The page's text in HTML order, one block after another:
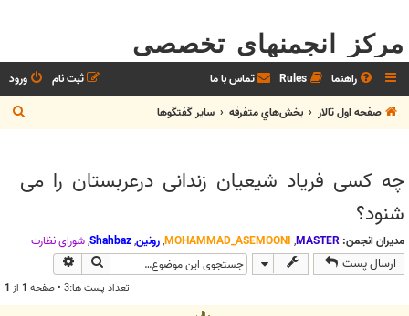
مرکز انجمنهای تخصصی
راهنما Rules تماس با ما ورود
ثبت نام
صفحه اول تالار
بخش‌‌هاي متفرقه ساير گفتگوها
س
چه کسی فریاد شیعیان زندانی درعربستان را می
شنود؟
مدیران انجمن: MASTER
,
MOHAMMAD_ASEMOONI
,رونین,
Shahbaz
,شوراي نظارت
ارسال پست جستجو
تعداد پست ها:3 • صفحه 1 از 1